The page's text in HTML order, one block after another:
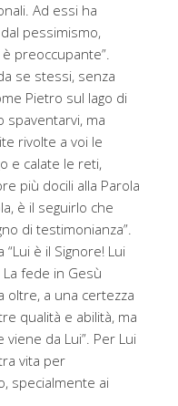
Ad essi ha
pessimismo,
preoccupante”.
se stessi, senza
Pietro sul lago di
spaventarvi, ma
rivolte a voi le
e calate le reti,
più docili alla Parola
è il seguirlo che
di testimonianza”.
è il Signore! Lui
fede in Gesù
oltre, a una certezza
qualità e abilità, ma
viene da Lui”. Per Lui
vita per
specialmente ai